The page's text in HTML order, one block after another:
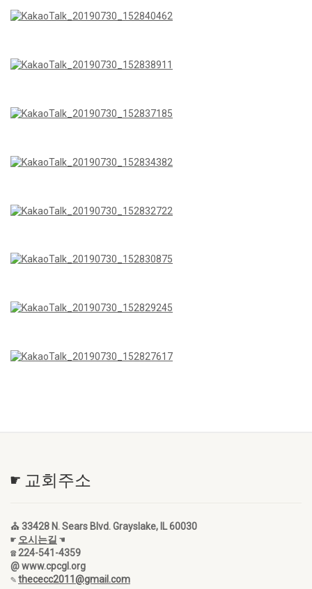
☛ 교회주소
⛪ 33428 N. Sears Blvd. Grayslake, IL 60030
☛ 오시는길 ☚
☎ 224-541-4359
@ www.cpcgl.org
✎thececc2011@gmail.com